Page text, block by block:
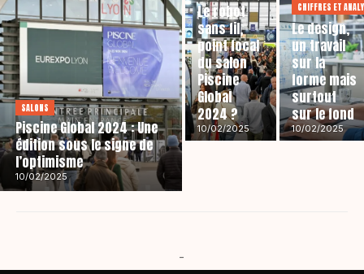
SALONS
Piscine Global 2024 : Une
édition sous le signe de
l’optimisme
10/02/2025
Le robot
sans fil,
point focal
du salon
Piscine
Global
2024 ?
10/02/2025
CHIFFRES ET
Le design,
un travail
sur la
forme mais
surtout
sur le fond
10/02/2025
-